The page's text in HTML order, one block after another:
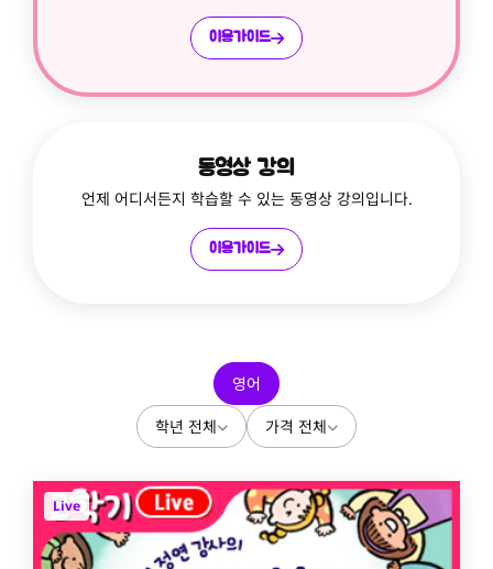
이용가이드
동영상 강의
언제 어디서든지 학습할 수 있는 동영상 강의입니다.
이용가이드
영어
학년 전체 가격 전체
Live